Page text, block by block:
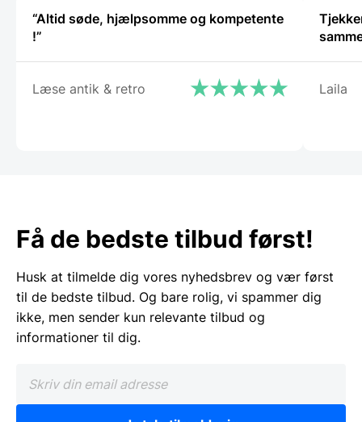
“Altid søde, hjælpsomme og kompetente
!”
Læse antik & retro Laila
Få de bedste tilbud først!
Husk at tilmelde dig vores nyhedsbrev og vær først
til de bedste tilbud. Og bare rolig, vi spammer dig
ikke, men sender kun relevante tilbud og
informationer til dig.